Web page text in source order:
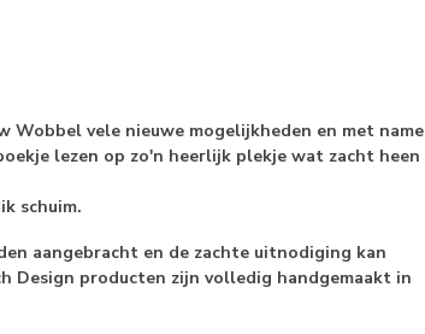
vele nieuwe mogelijkheden en met name
lezen op zo'n heerlijk plekje wat zacht heen
schuim.
aangebracht en de zachte uitnodiging kan
Design producten zijn volledig handgemaakt in